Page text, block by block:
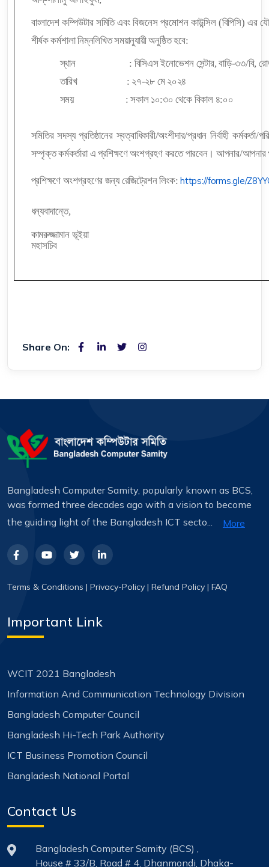
বাংলাদেশ কম্পিউটার সমিতি এবং বিজনেস প্রমোশন কাউন্সিল
শীর্ষক কর্মশালা নিম্নলিখিত সময়ানুযায়ী অনুষ্ঠিত হবে:
স্থান : বিসিএস ইনোভেশন সেন্টার, বাড়ি-৩৩/বি, রোড-
তারিখ : ২৭-২৮ মে ২০২৪
সময় :সকাল ১০:৩০ থেকে বিকাল ৪:০০
সমিতির সদস্য প্রতিষ্ঠানের স্বত্বাধিকারী/অংশীদার/প্রধান নির্বাহী
সম্পৃক্ত কর্মকর্তারা এ প্রশিক্ষণে অংশগ্রহণ করতে পারবেন। আপনার/আপনার
প্রশিক্ষণে অংশগ্রহণের জন্য রেজিট্রেশন লিংক:https://forms.gle/
ধন্যবাদান্তে,
কামরুজ্জামান ভূইয়া
মহাসচিব
Share On:
Bangladesh Computer Samity, popularly known as BCS,
was formed three decades ago with a vision to become
the guiding light of the Bangladesh ICT secto...
More
Terms & Conditions | Privacy-Policy | Refund Policy | FAQ
Important Link
WCIT 2021 Bangladesh
Information And Communication Technology Division
Bangladesh Computer Council
Bangladesh Hi-Tech Park Authority
ICT Business Promotion Council
Bangladesh National Portal
Contact Us
Bangladesh Computer Samity (BCS) ,
House # 33/B, Road # 4, Dhanmondi, Dhaka-